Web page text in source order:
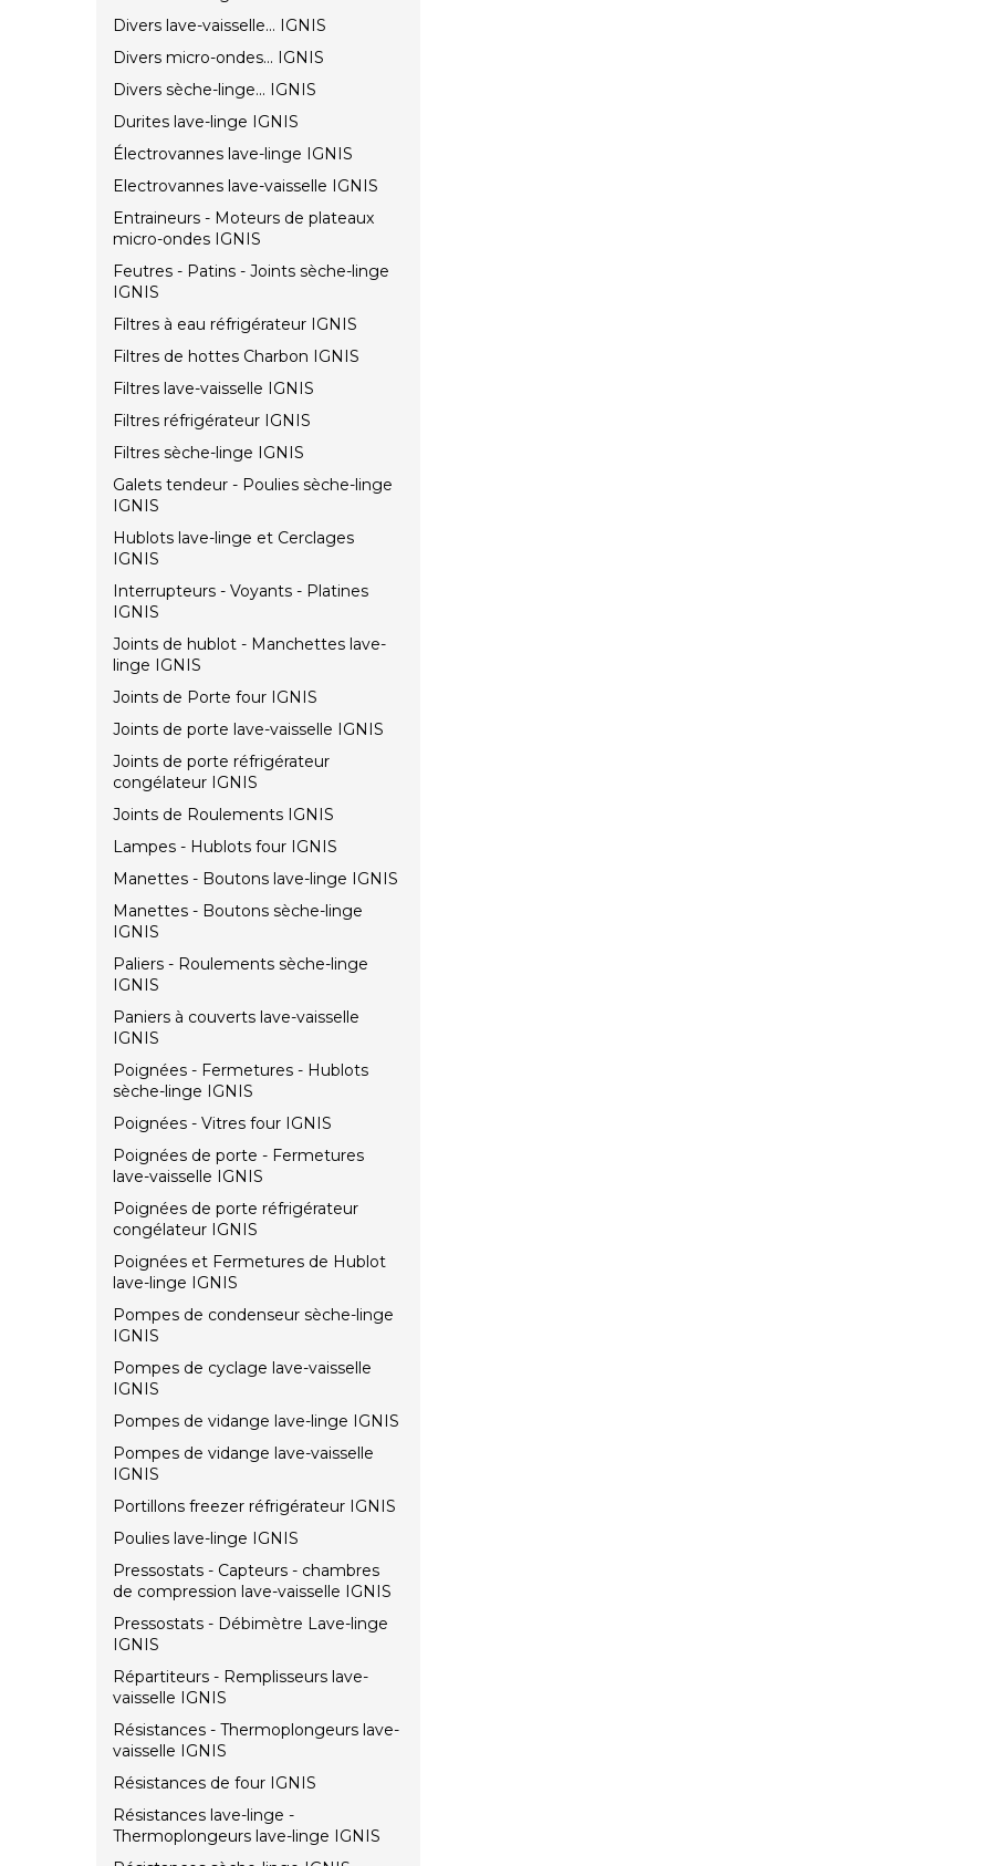
Divers lave-vaisselle... IGNIS
Divers micro-ondes... IGNIS
Divers sèche-linge... IGNIS
Durites lave-linge IGNIS
Électrovannes lave-linge IGNIS
Electrovannes lave-vaisselle IGNIS
Entraineurs - Moteurs de plateaux
micro-ondes IGNIS
Feutres - Patins - Joints sèche-linge
IGNIS
Filtres à eau réfrigérateur IGNIS
Filtres de hottes Charbon IGNIS
Filtres lave-vaisselle IGNIS
Filtres réfrigérateur IGNIS
Filtres sèche-linge IGNIS
Galets tendeur - Poulies sèche-linge
IGNIS
Hublots lave-linge et Cerclages
IGNIS
Interrupteurs - Voyants - Platines
IGNIS
Joints de hublot - Manchettes lave-
linge IGNIS
Joints de Porte four IGNIS
Joints de porte lave-vaisselle IGNIS
Joints de porte réfrigérateur
congélateur IGNIS
Joints de Roulements IGNIS
Lampes - Hublots four IGNIS
Manettes - Boutons lave-linge IGNIS
Manettes - Boutons sèche-linge
IGNIS
Paliers - Roulements sèche-linge
IGNIS
Paniers à couverts lave-vaisselle
IGNIS
Poignées - Fermetures - Hublots
sèche-linge IGNIS
Poignées - Vitres four IGNIS
Poignées de porte - Fermetures
lave-vaisselle IGNIS
Poignées de porte réfrigérateur
congélateur IGNIS
Poignées et Fermetures de Hublot
lave-linge IGNIS
Pompes de condenseur sèche-linge
IGNIS
Pompes de cyclage lave-vaisselle
IGNIS
Pompes de vidange lave-linge IGNIS
Pompes de vidange lave-vaisselle
IGNIS
Portillons freezer réfrigérateur IGNIS
Poulies lave-linge IGNIS
Pressostats - Capteurs - chambres
de compression lave-vaisselle IGNIS
Pressostats - Débimètre Lave-linge
IGNIS
Répartiteurs - Remplisseurs lave-
vaisselle IGNIS
Résistances - Thermoplongeurs lave-
vaisselle IGNIS
Résistances de four IGNIS
Résistances lave-linge -
Thermoplongeurs lave-linge IGNIS